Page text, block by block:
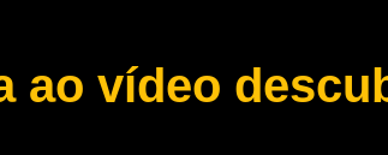
ao vídeo